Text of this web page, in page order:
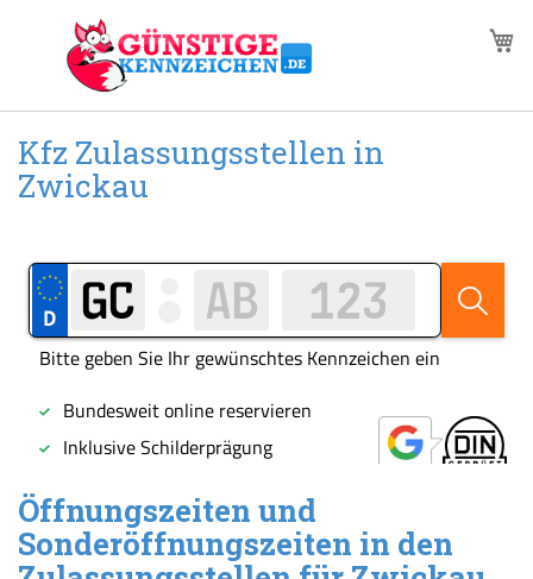
springen
Kfz Zulassungsstellen in
Zwickau
Öffnungszeiten und
Sonderöffnungszeiten in den